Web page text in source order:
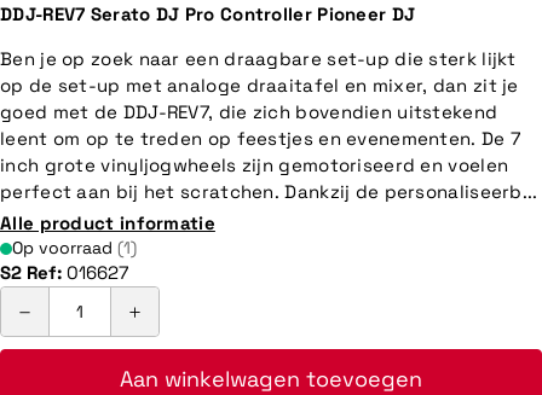
DDJ-REV7 Serato DJ Pro Controller Pioneer DJ
Ben je op zoek naar een draagbare set-up die sterk lijkt
op de set-up met analoge draaitafel en mixer, dan zit je
goed met de DDJ-REV7, die zich bovendien uitstekend
leent om op te treden op feestjes en evenementen. De 7
inch grote vinyljogwheels zijn gemotoriseerd en voelen
perfect aan bij het scratchen. Dankzij de personaliseerb...
Alle product informatie
Op voorraad (1)
S2 Ref: 016627
Aan winkelwagen toevoegen